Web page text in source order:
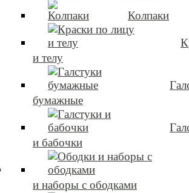
Колпаки
и телу
бумажные
и бабочки
и наборы с ободками